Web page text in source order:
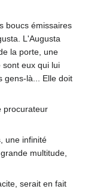
boucs émissaires
L'Augusta
la porte, une
eux qui lui
gens-là... Elle doit
procurateur
une infinité
multitude,
serait en fait